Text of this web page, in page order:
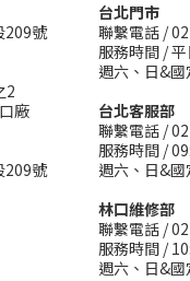
209號
2
廠
209號
台北門市
聯繫電話 /
服務時間 /
週六、日&
台北客服部
聯繫電話 /
服務時間 /
週六、日&
林口維修部
聯繫電話 /
服務時間 /
週六、日&